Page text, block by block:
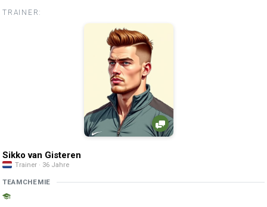
TRAINER:
Sikko van Gisteren
Trainer · 36 Jahre
TEAMCHEMIE